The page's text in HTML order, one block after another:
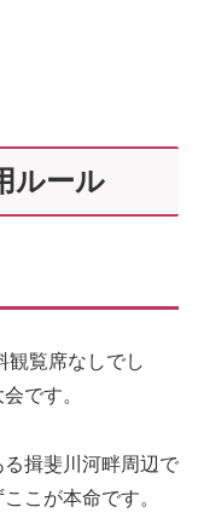
ルール
観覧席なしでし
です。
揖斐川河畔周辺で
こが本命です。